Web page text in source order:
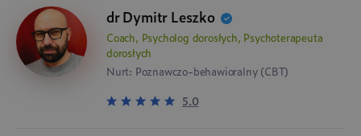
dr Dymitr Leszko
Coach, Psycholog dorosłych, Psychoterapeuta
dorosłych
Nurt: Poznawczo-behawioralny (CBT)
5.0